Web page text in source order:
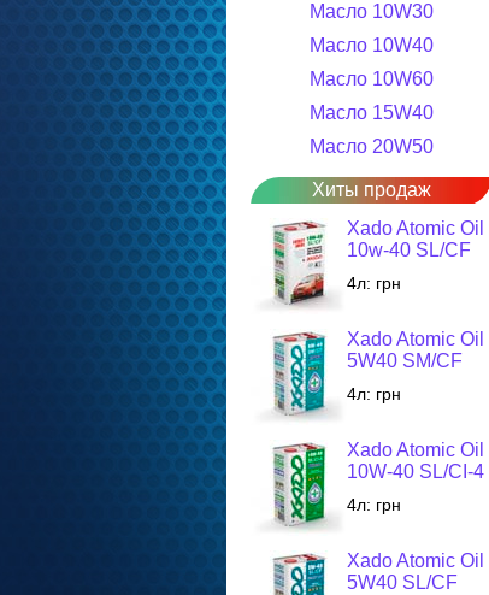
Масло 10W30
Масло 10W40
Масло 10W60
Масло 15W40
Масло 20W50
Хиты продаж
Xado Atomic Oil
10w-40 SL/CF
4л: грн
Xado Atomic Oil
5W40 SM/CF
4л: грн
Xado Atomic Oil
10W-40 SL/CI-4
4л: грн
Xado Atomic Oil
5W40 SL/CF